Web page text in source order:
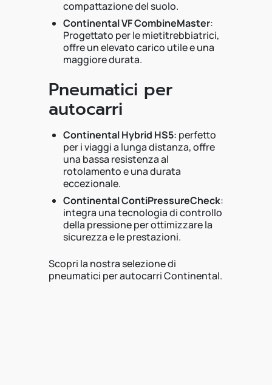
compattazione del suolo.
Continental VF CombineMaster:
Progettato per le mietitrebbiatrici,
offre un elevato carico utile e una
maggiore durata.
Pneumatici per
autocarri
Continental Hybrid HS5: perfetto
per i viaggi a lunga distanza, offre
una bassa resistenza al
rotolamento e una durata
eccezionale.
Continental ContiPressureCheck:
integra una tecnologia di controllo
della pressione per ottimizzare la
sicurezza e le prestazioni.
Scopri la nostra selezione di
pneumatici per autocarri Continental.